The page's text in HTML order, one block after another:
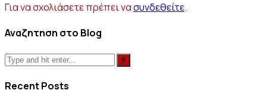
Για να σχολιάσετε πρέπει νασυνδεθείτε.
Αναζητηση στο Blog
Recent Posts